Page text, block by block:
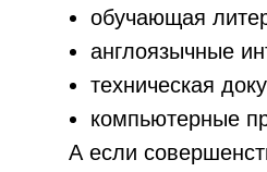
обучающая
англоязычные
техническая
компьютерные
А если